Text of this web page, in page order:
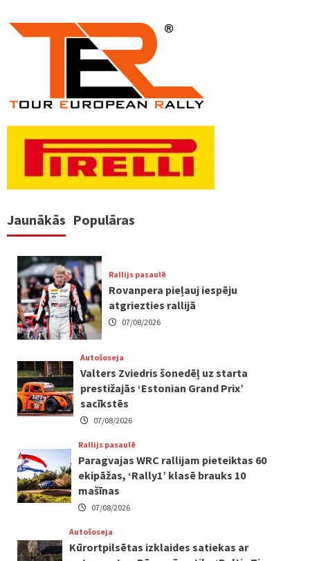
Jaunākās Populāras
Rallijs pasaulē
Rovanpera pieļauj iespēju
atgriezties rallijā
07/08/2026
Autošoseja
Valters Zviedris šonedēļ uz starta
prestižajās ‘Estonian Grand Prix’
sacīkstēs
07/08/2026
Rallijs pasaulē
Paragvajas WRC rallijam pieteiktas 60
ekipāžas, ‘Rally1’ klasē brauks 10
mašīnas
07/08/2026
Autošoseja
Kūrortpilsētas izklaides satiekas ar